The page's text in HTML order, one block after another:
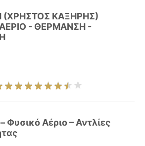
(ΧΡΗΣΤΟΣ ΚΑΞΗΡΗΣ)
- ΘΕΡΜΑΝΣΗ -
Φυσικό Αέριο – Αντλίες